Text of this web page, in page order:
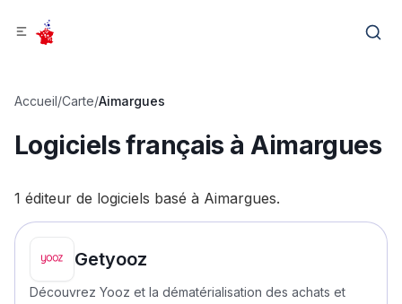
Accueil/Carte/Aimargues
Logiciels français àAimargues
1 éditeur de logiciels basé à Aimargues.
Getyooz
Découvrez Yooz et la dématérialisation des achats et